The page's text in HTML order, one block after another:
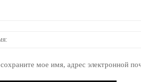
сохраните мое имя, адрес электронной